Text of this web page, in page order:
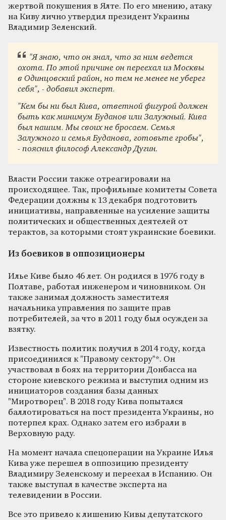
жертвой покушения в Ялте. По его мнению, атаку
на Киву лично утвердил президент Украины
Владимир Зеленский.
"Я знаю, что он знал, что за ним ведется
охота. По этой причине он переехал из Москвы
в Одинцовский район, но тем не менее не уберег
себя", - добавил эксперт.
"Кем бы ни был Кива, ответной фигурой должен
быть как минимум Буданов или Залужный. Кива
был нашим. Мы своих не бросаем. Семья
Залужного и семья Буданова, готовьте гробы",
- пояснил философ Александр Дугин.
Власти России также отреагировали на
происходящее. Так, профильные комитеты Совета
Федерации должны к 13 декабря подготовить
инициативы, направленные на усиление защиты
политических и общественных деятелей от
терактов, за которыми стоят украинские боевики.
Из боевиков в оппозиционеры
Илье Киве было 46 лет. Он родился в 1976 году в
Полтаве, работал инженером и чиновником. Он
также занимал должность заместителя
начальника управления по защите прав
потребителей, за что в 2011 году был осужден за
взятку.
Известность политик получил в 2014 году, когда
присоединился к "Правому сектору"*. Он
участвовал в боях на территории Донбасса на
стороне киевского режима и выступил одним из
инициаторов создания базы данных
"Миротворец". В 2018 году Кива попытался
баллотироваться на пост президента Украины, но
потерпел крах. Однако затем его избрали в
Верховную раду.
На момент начала спецоперации на Украине Илья
Кива уже перешел в оппозицию президенту
Владимиру Зеленскому и переехал в Испанию. Он
также выступал в качестве эксперта на
телевидении в России.
Все это привело к лишению Кивы депутатского